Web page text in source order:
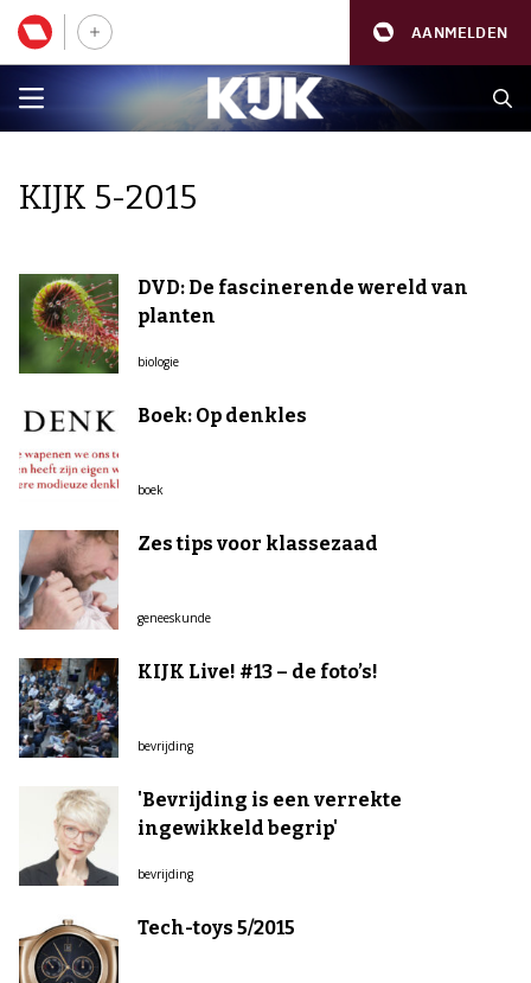
AANMELDEN
KIJK 5-2015
DVD: De fascinerende wereld van
planten
biologie
Boek: Op denkles
boek
Zes tips voor klassezaad
geneeskunde
KIJK Live! #13 – de foto’s!
bevrijding
'Bevrijding is een verrekte
ingewikkeld begrip'
bevrijding
Tech-toys 5/2015